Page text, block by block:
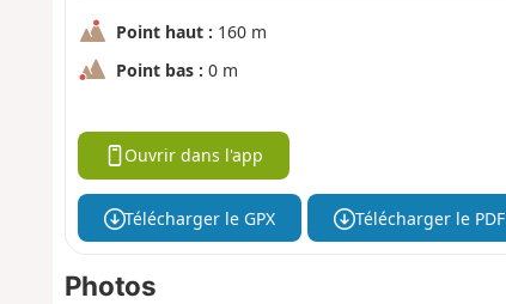
Point haut : 160 m
Point bas : 0 m
Ouvrir dans l'app
Télécharger le GPX Télécharger le PDF
Photos